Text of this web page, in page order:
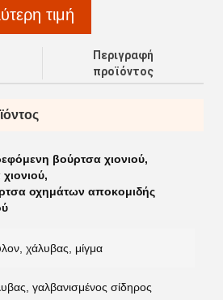
τιμή
Περιγραφή
προϊόντος
βούρτσα χιονιού,
,
οχημάτων αποκομιδής
χάλυβας, μίγμα
γαλβανισμένος σίδηρος